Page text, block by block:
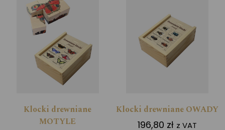
Klocki drewniane
MOTYLE
Klocki drewniane OWADY
196,80 zł z VAT